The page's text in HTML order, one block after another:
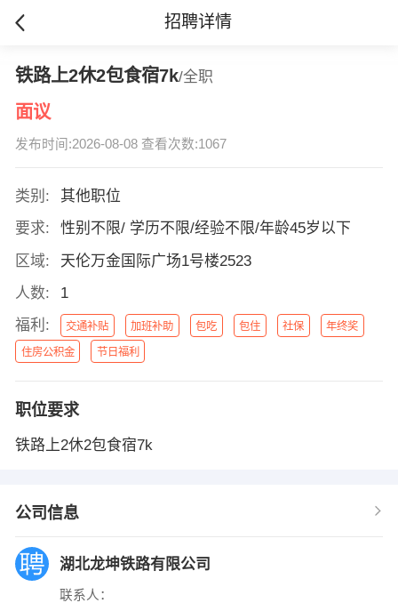
招聘详情
铁路上2休2包食宿7k/全职
面议
发布时间:2026-08-08 查看次数:1067
类别:
其他职位
要求:
性别不限/ 学历不限/经验不限/年龄45岁以下
区域:
天伦万金国际广场1号楼2523
人数:
1
福利:
交通补贴 加班补助 包吃 包住 社保 年终奖
住房公积金 节日福利
职位要求
铁路上2休2包食宿7k
公司信息
湖北龙坤铁路有限公司
联系人：